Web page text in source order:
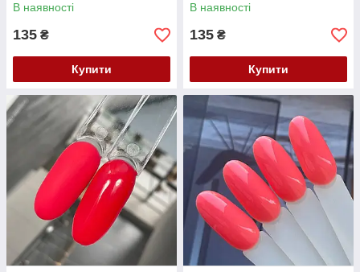
В наявності
135 ₴
Купити
В наявності
135 ₴
Купити